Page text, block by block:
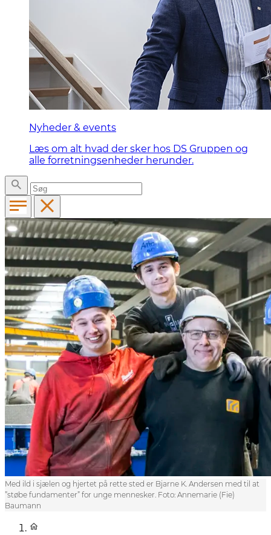
Nyheder & events
Læs om alt hvad der sker hos DS Gruppen og
alle forretningsenheder herunder.
Med ild i sjælen og hjertet på rette sted er Bjarne K. Andersen med til at
”støbe fundamenter” for unge mennesker. Foto: Annemarie (Fie)
Baumann